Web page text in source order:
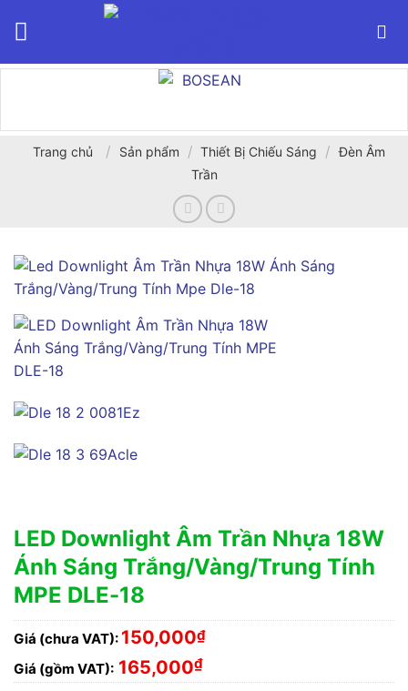
Trang chủ / Sản phẩm / Thiết Bị Chiếu Sáng / Đèn Âm
Trần
LED Downlight Âm Trần Nhựa 18W
Ánh Sáng Trắng/Vàng/Trung Tính
MPE DLE-18
Giá (chưa VAT): 150,000₫
Giá (gồm VAT): 165,000₫